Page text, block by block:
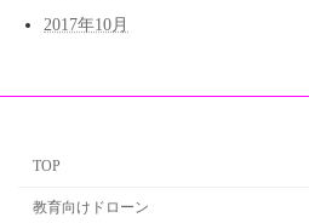
2017年10月
TOP
教育向けドローン